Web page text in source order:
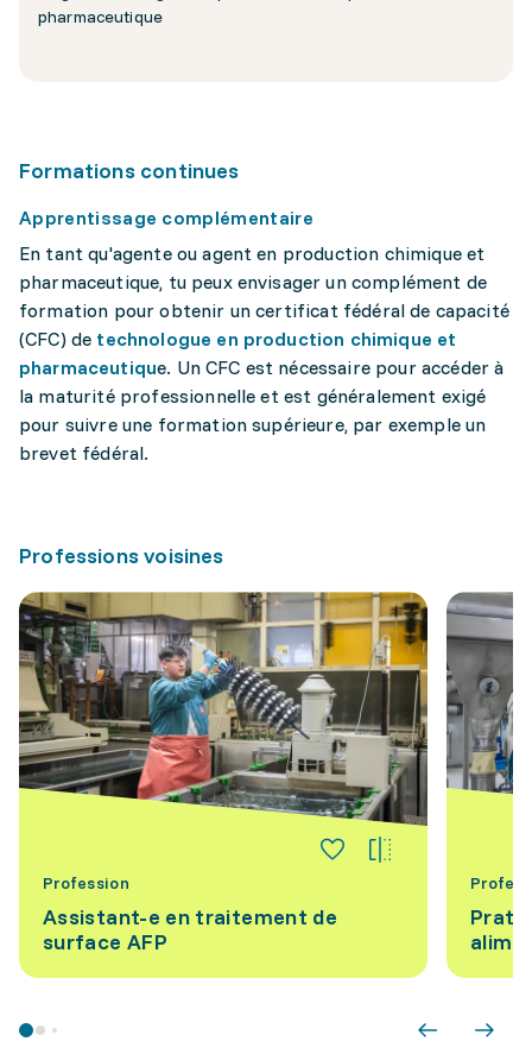
pharmaceutique
Formations continues
Apprentissage complémentaire
En tant qu'agente ou agent en production chimique et
pharmaceutique, tu peux envisager un complément de
formation pour obtenir un certificat fédéral de capacité
(CFC) de technologue en production chimique et
pharmaceutique. Un CFC est nécessaire pour accéder à
la maturité professionnelle et est généralement exigé
pour suivre une formation supérieure, par exemple un
brevet fédéral.
Professions voisines
Profession
Assistant-e en traitement de
surface AFP